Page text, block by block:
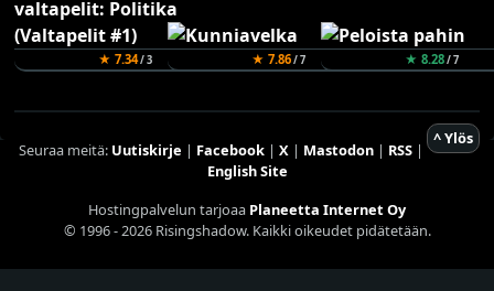
★ 7.34/ 3 ★ 7.86/ 7 ★ 8.28/ 7
^ Ylös
Seuraa meitä: Uutiskirje | Facebook| X| Mastodon| RSS|
English Site
Hostingpalvelun tarjoaa Planeetta Internet Oy
© 1996 - 2026 Risingshadow. Kaikki oikeudet pidätetään.